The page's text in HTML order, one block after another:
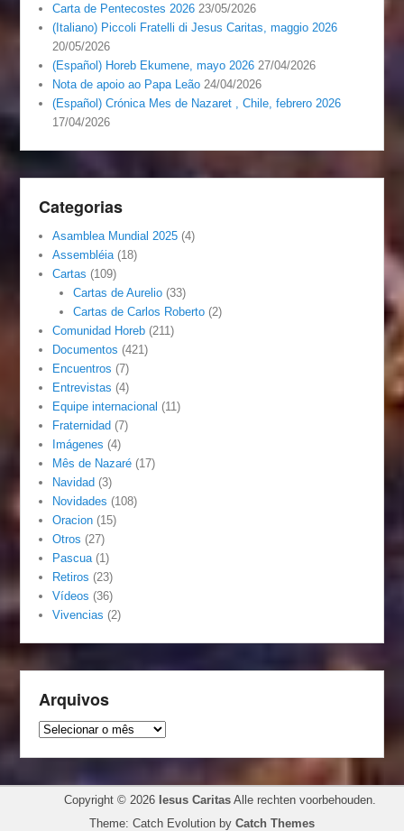
Carta de Pentecostes 2026 23/05/2026
(Italiano) Piccoli Fratelli di Jesus Caritas, maggio 2026
20/05/2026
(Español) Horeb Ekumene, mayo 2026 27/04/2026
Nota de apoio ao Papa Leão 24/04/2026
(Español) Crónica Mes de Nazaret , Chile, febrero 2026
17/04/2026
Categorias
Asamblea Mundial 2025 (4)
Assembléia (18)
Cartas (109)
Cartas de Aurelio(33)
Cartas de Carlos Roberto(2)
Comunidad Horeb (211)
Documentos (421)
Encuentros (7)
Entrevistas (4)
Equipe internacional (11)
Fraternidad (7)
Imágenes (4)
Mês de Nazaré (17)
Navidad (3)
Novidades (108)
Oracion (15)
Otros (27)
Pascua (1)
Retiros (23)
Vídeos (36)
Vivencias (2)
Arquivos
Arquivos
Copyright © 2026 Iesus Caritas Alle rechten voorbehouden.
Theme: Catch Evolution by Catch Themes